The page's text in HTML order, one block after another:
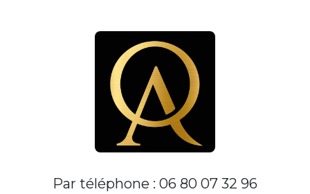
Par téléphone : 06 80 07 32 96